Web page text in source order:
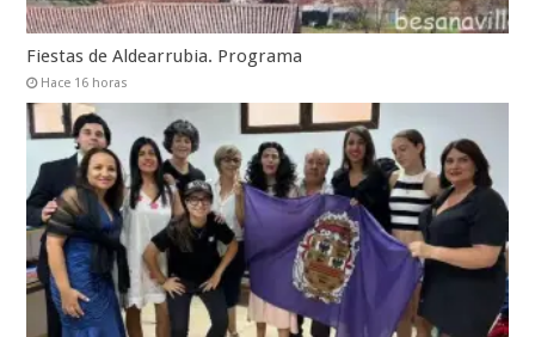
Fiestas de Aldearrubia. Programa
Hace 16 horas